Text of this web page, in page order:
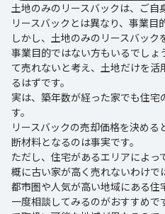
土地のみのリースバックは、ご自
リースバックとは異なり、事業目
しかし、土地のみのリースバック
事業目的ではない方もいるでしょ
て売れないと考え、土地だけを
るはずです。
実は、築年数が経った家でも住宅
す。
リースバックの売却価格を決め
断材料となるのは事実です。
ただし、住宅があるエリアによ
概に古い家が高く売れないわけで
都市圏や人気が高い地域にある住
一度相談してみるのがおすすめで